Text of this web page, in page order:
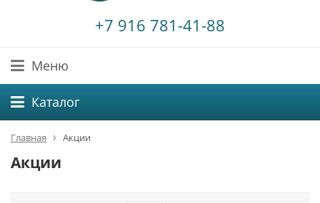
+7 916 781-41-88
Меню
Каталог
Главная Акции
Акции